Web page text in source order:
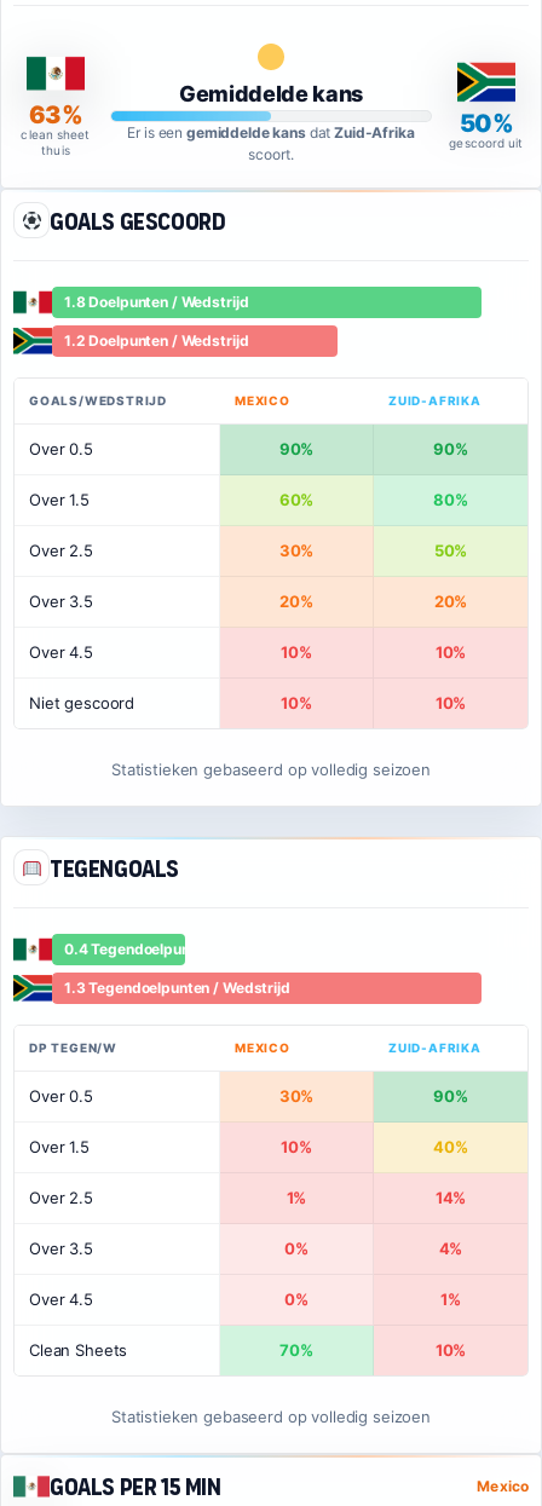
63%
clean sheet
thuis
Gemiddelde kans
Er is een gemiddelde kansdatZuid-Afrika
scoort.
50%
gescoord uit
Goals gescoord
1.8 Doelpunten / Wedstrijd
1.2 Doelpunten / Wedstrijd
GOALS/WEDSTRIJD MEXICO ZUID-AFRIKA
Over 0.5 90% 90%
Over 1.5 60% 80%
Over 2.5 30% 50%
Over 3.5 20% 20%
Over 4.5 10% 10%
Niet gescoord 10% 10%
Statistieken gebaseerd op volledig seizoen
Tegengoals
0.4 Tegendoelpunten / Wedstrijd
1.3 Tegendoelpunten / Wedstrijd
DP TEGEN/W MEXICO ZUID-AFRIKA
Over 0.5 30% 90%
Over 1.5 10% 40%
Over 2.5 1% 14%
Over 3.5 0% 4%
Over 4.5 0% 1%
Clean Sheets 70% 10%
Statistieken gebaseerd op volledig seizoen
Goals per 15 min Mexico